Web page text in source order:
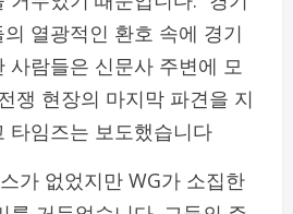
열광적인 환호 속에 경기
사람들은 신문사 주변에 모
쟁 현장의 마지막 파견을 지
타임즈는 보도했습니다
가 없었지만 WG가 소집한